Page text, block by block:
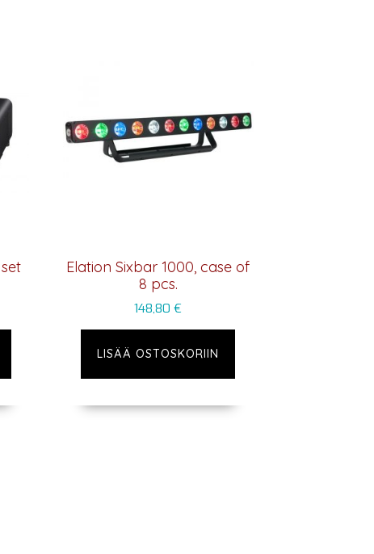
Elation Sixbar 1000, case of
8 pcs.
148,80€
LISÄÄ OSTOSKORIIN